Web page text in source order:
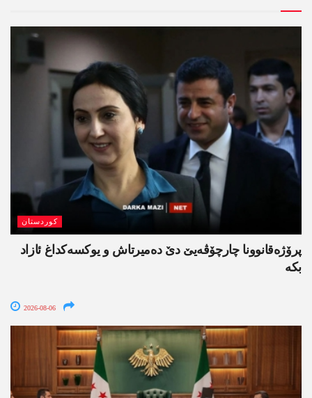
کوردستان
پرۆژەقانوونا چارچۆڤەیێ دێ دەمیرتاش و یوکسەکداغ ئازاد
بکە
2026-08-06